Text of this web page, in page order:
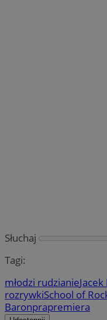
Słuchaj
Tagi:
młodzi rudzianie
rozrywkiSchool of
Baronprapremiera